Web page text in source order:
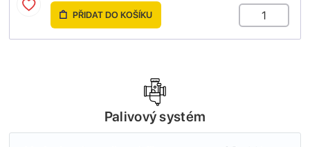
PŘIDAT DO KOŠÍKU
Palivový systém